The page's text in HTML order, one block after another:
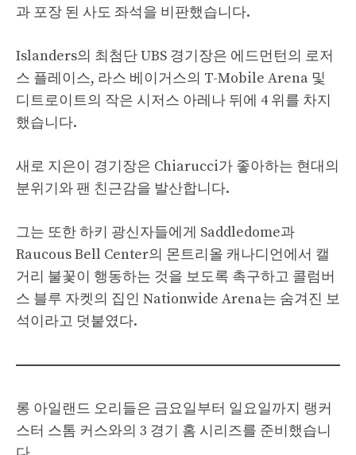
과 포장 된 사도 좌석을 비판했습니다.
Islanders의 최첨단 UBS 경기장은 에드먼턴의 로저
스 플레이스, 라스 베이거스의 T-Mobile Arena 및
디트로이트의 작은 시저스 아레나 뒤에 4 위를 차지
했습니다.
새로 지은이 경기장은 Chiarucci가 좋아하는 현대의
분위기와 팬 친근감을 발산합니다.
그는 또한 하키 광신자들에게 Saddledome과
Raucous Bell Center의 몬트리올 캐나디언에서 캘
거리 불꽃이 행동하는 것을 보도록 촉구하고 콜럼버
스 블루 자켓의 집인 Nationwide Arena는 숨겨진 보
석이라고 덧붙였다.
롱 아일랜드 오리들은 금요일부터 일요일까지 랭커
스터 스톰 커스와의 3 경기 홈 시리즈를 준비했습니